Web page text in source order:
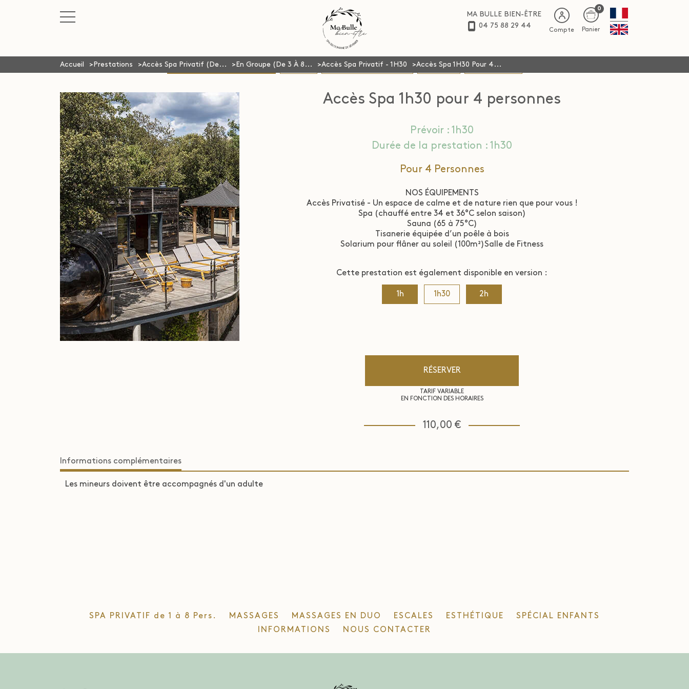
MA BULLE BIEN-ÊTRE
04 75 88 29 44
Compte
0
Panier
Accueil Prestations Accès Spa Privatif (De... En Groupe (De 3 À 8... Accès Spa Privatif - 1H30 Accès Spa 1H30 Pour 4...
ACCÈS SPA PRIVATIF (de 1 à 8 Pers.) MASSAGES ESCALES (Accès Spa & Soins) ESTHÉTIQUE SPÉCIAL ENFANTS
Accès Spa 1h30 pour 4 personnes
Prévoir : 1h30
Durée de la prestation : 1h30
Pour 4 Personnes
NOS ÉQUIPEMENTS
Accès Privatisé - Un espace de calme et de nature rien que pour vous !
Spa (chauffé entre 34 et 36°C selon saison)
Sauna (65 à 75°C)
Tisanerie équipée d’un poêle à bois
Solarium pour flâner au soleil (100m²)Salle de Fitness
Cette prestation est également disponible en version :
1h 1h30 2h
RÉSERVER
TARIF VARIABLE
EN FONCTION DES HORAIRES
110,00 €
Informations complémentaires
Les mineurs doivent être accompagnés d'un adulte
SPA PRIVATIF de 1 à 8 Pers. MASSAGES MASSAGES EN DUO ESCALES ESTHÉTIQUE
SPÉCIAL ENFANTS
INFORMATIONS
NOUS CONTACTER